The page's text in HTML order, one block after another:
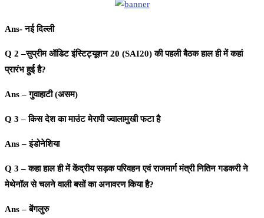
Ans- नई दिल्ली
Q 2 –सुप्रीम ऑडिट इंस्टिट्यूशन 20 (SAI20) की पहली बैठक हाल ही में कहां
प्रारंभ हुई है?
Ans – गुवाहाटी (असम)
Q 3 – किस देश का माउंट मेरापी ज्वालामुखी फटा है
Ans – इंडोनेशिया
Q 3 – कहा हाल ही में केंद्रीय सड़क परिवहन एवं राजमार्ग मंत्री नितिन गडकरी ने
मेथेनॉल से चलने वाली बसों का अनावरण किया है?
Ans – बेंगलुरु